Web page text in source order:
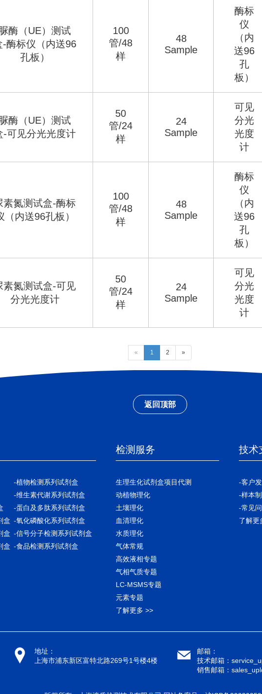
脲酶（UE）测试
-酶标仪（内送96
孔板）
100
管/48
样
48
Sample
酶标
仪
（内
送96
孔
板）
脲酶（UE）测试
-可见分光光度计
50
管/24
样
24
Sample
可见
分光
光度
计
素氮测试盒-酶标
（内送96孔板）
100
管/48
样
48
Sample
酶标
仪
（内
送96
孔
板）
素氮测试盒-可见
分光光度计
50
管/24
样
24
Sample
可见
分光
光度
计
« 1 2 »
返回顶部
-植物检测系列试剂盒
-维生素代谢系列试剂盒
-蛋白及多肽系列试剂盒
盒 -氧化磷酸化系列试剂盒
盒 -信号分子检测系列试剂盒
盒 -食品检测系列试剂盒
检测服务
生理生化试剂盒项目代测
动植物理化
土壤理化
血清理化
水质理化
气体常规
高效液相专题
气相气质专题
LC-MSMS专题
元素专题
了解更多 >>
技术
-客户
-样本
-常见
了解更
地址：
上海市浦东新区富特北路269号1号楼4楼
邮箱：
技术邮箱：
销售邮箱：